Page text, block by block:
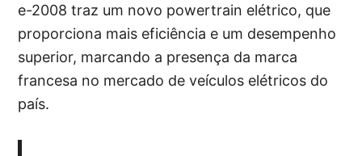
e-2008 traz um novo powertrain elétrico, que
proporciona mais eficiência e um desempenho
superior, marcando a presença da marca
francesa no mercado de veículos elétricos do
país.